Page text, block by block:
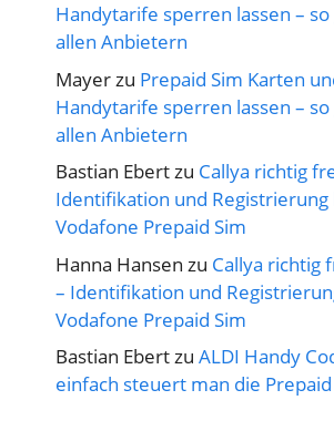
Handytarife sperren lassen –
allen Anbietern
Mayer zu Prepaid Sim Karten
Handytarife sperren lassen –
allen Anbietern
Bastian Ebertzu Callya richtig
Identifikation und Registrierung
Vodafone Prepaid Sim
Hanna Hansen zu Callya richtig
– Identifikation und
Vodafone Prepaid Sim
Bastian Ebertzu ALDI Handy
einfach steuert man die